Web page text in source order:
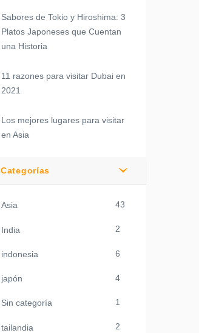
Sabores de Tokio y Hiroshima: 3
Platos Japoneses que Cuentan
una Historia
11 razones para visitar Dubai en
2021
Los mejores lugares para visitar
en Asia
Categorías
Asia 43
India 2
indonesia 6
japón 4
Sin categoría 1
tailandia 2